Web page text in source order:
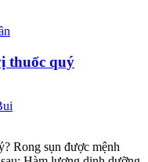
thuốc quý
Rong sụn được mệnh